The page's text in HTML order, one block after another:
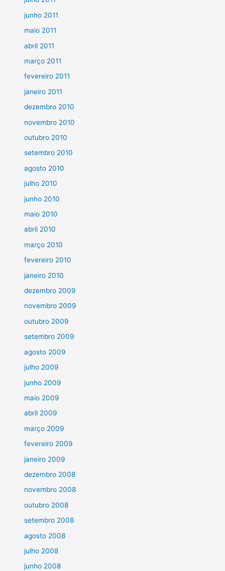
junho 2011
maio 2011
abril 2011
março 2011
fevereiro 2011
janeiro 2011
dezembro 2010
novembro 2010
outubro 2010
setembro 2010
agosto 2010
julho 2010
junho 2010
maio 2010
abril 2010
março 2010
fevereiro 2010
janeiro 2010
dezembro 2009
novembro 2009
outubro 2009
setembro 2009
agosto 2009
julho 2009
junho 2009
maio 2009
abril 2009
março 2009
fevereiro 2009
janeiro 2009
dezembro 2008
novembro 2008
outubro 2008
setembro 2008
agosto 2008
julho 2008
junho 2008